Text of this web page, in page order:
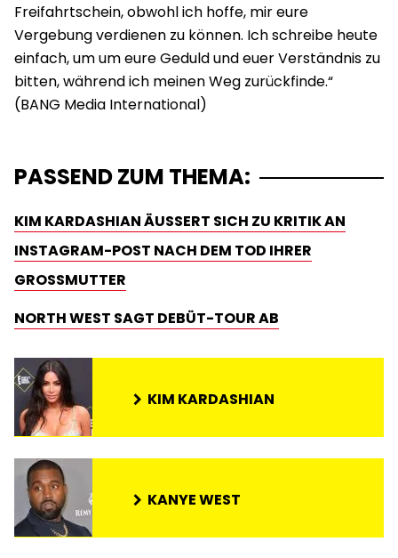
Freifahrtschein, obwohl ich hoffe, mir eure
Vergebung verdienen zu können. Ich schreibe heute
einfach, um um eure Geduld und euer Verständnis zu
bitten, während ich meinen Weg zurückfinde.“
PASSEND ZUM THEMA:
KIM KARDASHIAN ÄUSSERT SICH ZU KRITIK AN I
NSTAGRAM-POST NACH DEM TOD IHRER G
ROSSMUTTER
NORTH WEST SAGT DEBÜT-TOUR AB
KIM KARDASHIAN
KANYE WEST